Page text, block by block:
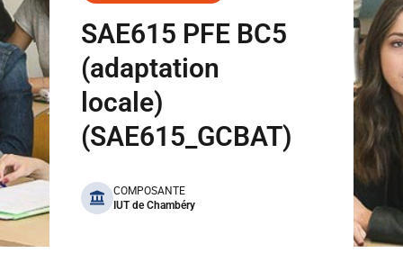
SAE615 PFE BC5
(adaptation
locale)
(SAE615_GCBAT)
benefits
COMPOSANTE
IUT de Chambéry